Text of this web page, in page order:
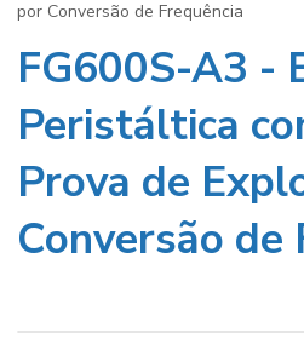
por Conversão de Frequência
FG600S-A3 -
Peristáltica
Prova de
Conversão de